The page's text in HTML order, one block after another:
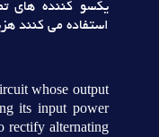
يکسو کننده هاي
استفاده مي کنند
whose output
its input power
rectify alternating